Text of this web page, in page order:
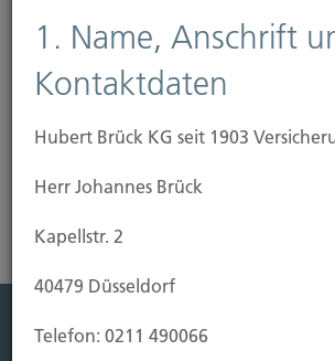
1. Name, Anschrift
Kontaktdaten
Hubert Brück KG seit 1903
Herr Johannes Brück
Kapellstr. 2
40479 Düsseldorf
Telefon: 0211 490066